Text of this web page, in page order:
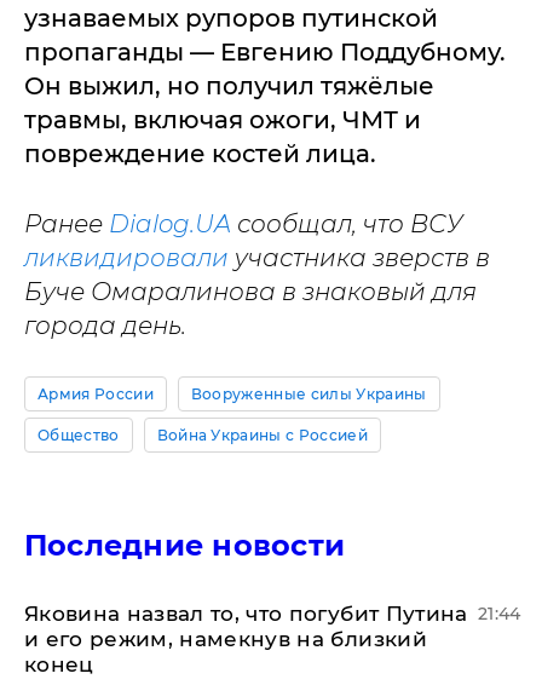
узнаваемых рупоров путинской
пропаганды — Евгению Поддубному.
Он выжил, но получил тяжёлые
травмы, включая ожоги, ЧМТ и
повреждение костей лица.
Ранее Dialog.UA сообщал, что ВСУ
ликвидировали участника зверств в
Буче Омаралинова в знаковый для
города день.
Армия России Вооруженные силы Украины
Общество Война Украины с Россией
Последние новости
Яковина назвал то, что погубит Путина
и его режим, намекнув на близкий
конец
21:44